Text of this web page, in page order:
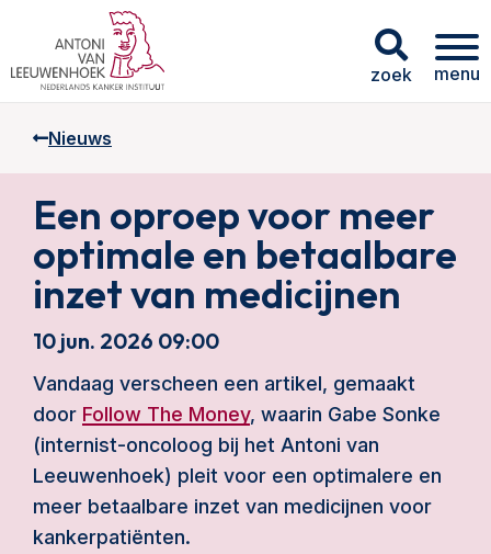
zoek menu
Nieuws
Een oproep voor meer
optimale en betaalbare
inzet van medicijnen
10 jun. 2026 09:00
Vandaag verscheen een artikel, gemaakt
door Follow The Money, waarin Gabe Sonke
(internist-oncoloog bij het Antoni van
Leeuwenhoek) pleit voor een optimalere en
meer betaalbare inzet van medicijnen voor
kankerpatiënten.